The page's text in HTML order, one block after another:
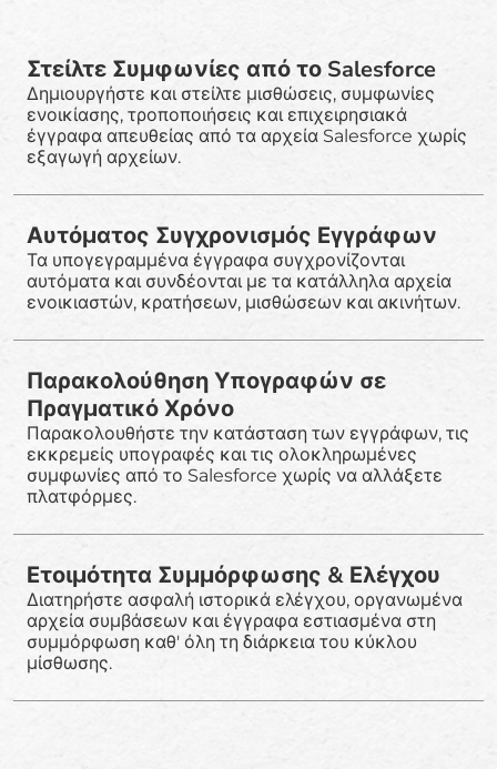
Στείλτε Συμφωνίες από το Salesforce
Δημιουργήστε και στείλτε μισθώσεις, συμφωνίες
ενοικίασης, τροποποιήσεις και επιχειρησιακά
έγγραφα απευθείας από τα αρχεία Salesforce χωρίς
εξαγωγή αρχείων.
Αυτόματος Συγχρονισμός Εγγράφων
Τα υπογεγραμμένα έγγραφα συγχρονίζονται
αυτόματα και συνδέονται με τα κατάλληλα αρχεία
ενοικιαστών, κρατήσεων, μισθώσεων και ακινήτων.
Παρακολούθηση Υπογραφών σε
Πραγματικό Χρόνο
Παρακολουθήστε την κατάσταση των εγγράφων, τις
εκκρεμείς υπογραφές και τις ολοκληρωμένες
συμφωνίες από το Salesforce χωρίς να αλλάξετε
πλατφόρμες.
Ετοιμότητα Συμμόρφωσης & Ελέγχου
Διατηρήστε ασφαλή ιστορικά ελέγχου, οργανωμένα
αρχεία συμβάσεων και έγγραφα εστιασμένα στη
συμμόρφωση καθ' όλη τη διάρκεια του κύκλου
μίσθωσης.